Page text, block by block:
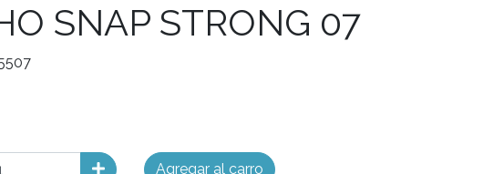
SNAP STRONG 07
Agregar al carro